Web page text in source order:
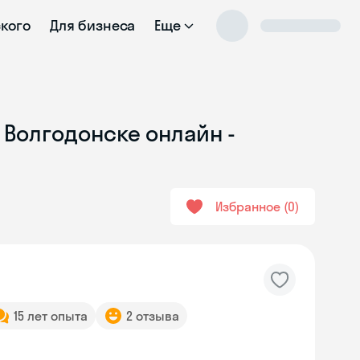
Для бизнеса Еще
онлайн -
Избранное 0
15 лет опыта 2 отзыва